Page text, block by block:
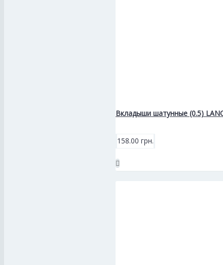
Вкладыши шатунные (0.5)
158.00 грн.